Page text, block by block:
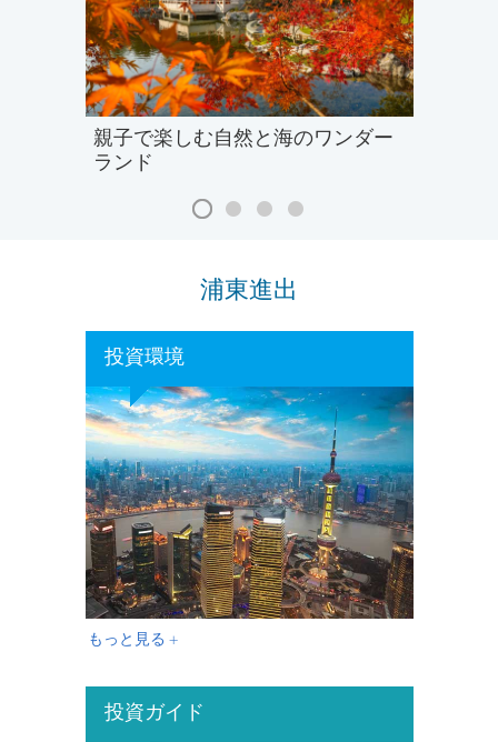
親子で楽しむ自然と海のワンダー
ランド
浦東進出
投資環境
もっと見る +
投資ガイド